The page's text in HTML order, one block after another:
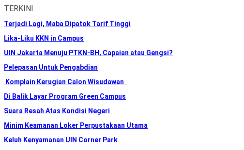
Skip
the
content
TERKINI :
Terjadi Lagi, Maba Dipatok Tarif Tinggi
Lika-Liku KKN in Campus
UIN Jakarta Menuju PTKN-BH, Capaian atau Gengsi?
Pelepasan Untuk Pengabdian
Komplain Kerugian Calon Wisudawan
Di Balik Layar Program Green Campus
Suara Resah Atas Kondisi Negeri
Minim Keamanan Loker Perpustakaan Utama
Keluh Kenyamanan UIN Corner Park